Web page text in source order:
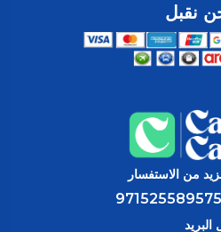
نقبل
من الاستفسار
البريد